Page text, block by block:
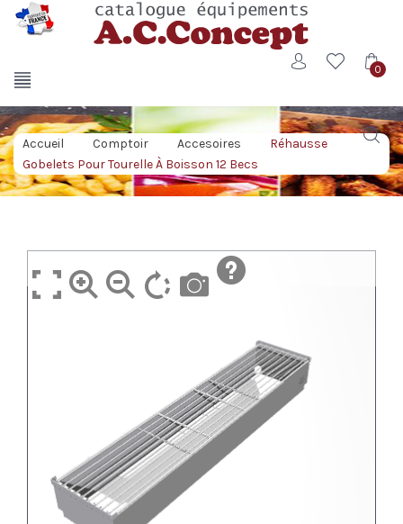
0
Accueil Comptoir Accesoires
Réhausse
Gobelets Pour Tourelle À Boisson 12 Becs